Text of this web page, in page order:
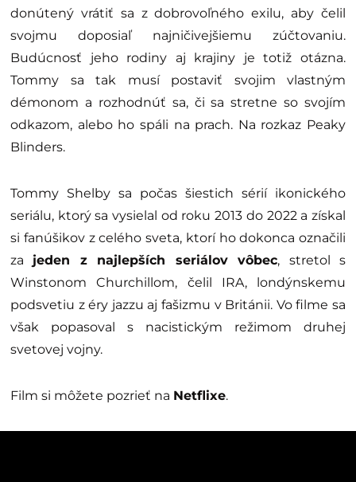
donútený vrátiť sa z dobrovoľného exilu, aby čelil
svojmu doposiaľ najničivejšiemu zúčtovaniu.
Budúcnosť jeho rodiny aj krajiny je totiž otázna.
Tommy sa tak musí postaviť svojim vlastným
démonom a rozhodnúť sa, či sa stretne so svojím
odkazom, alebo ho spáli na prach. Na rozkaz Peaky
Blinders.
Tommy Shelby sa počas šiestich sérií ikonického
seriálu, ktorý sa vysielal od roku 2013 do 2022 a získal
si fanúšikov z celého sveta, ktorí ho dokonca označili
za jeden z najlepších seriálov vôbec, stretol s
Winstonom Churchillom, čelil IRA, londýnskemu
podsvetiu z éry jazzu aj fašizmu v Británii. Vo filme sa
však popasoval s nacistickým režimom druhej
svetovej vojny.
Film si môžete pozrieť na Netflixe.